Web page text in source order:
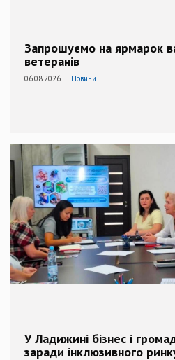
Запрошуємо на ярмарок
ветеранів
06.08.2026 | Новини
У Ладижині бізнес і
заради інклюзивного